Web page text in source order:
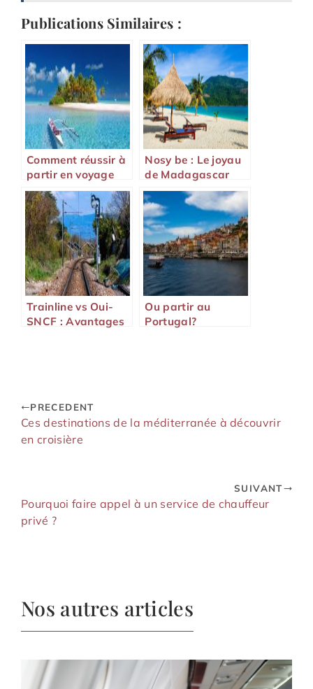
Publications Similaires :
Comment réussir à
partir en voyage
sans se ruiner ?
Nosy be : Le joyau
de Madagascar
Trainline vs Oui-
SNCF : Avantages
Ou partir au
Portugal?
PRECEDENT
Ces destinations de la méditerranée à découvrir
en croisière
SUIVANT
Pourquoi faire appel à un service de chauffeur
privé ?
Nos autres articles